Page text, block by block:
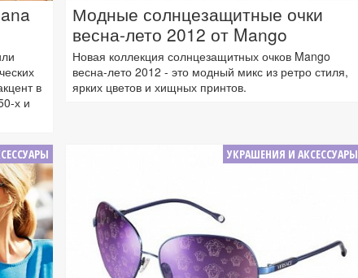
в
х и
Модные солнцезащитные очки
весна-лето 2012 от Mango
Новая коллекция солнцезащитных очков Mango
весна-лето 2012 - это модный микс из ретро стиля,
ярких цветов и хищных принтов.
УКРАШЕНИЯ И АКСЕССУАРЫ